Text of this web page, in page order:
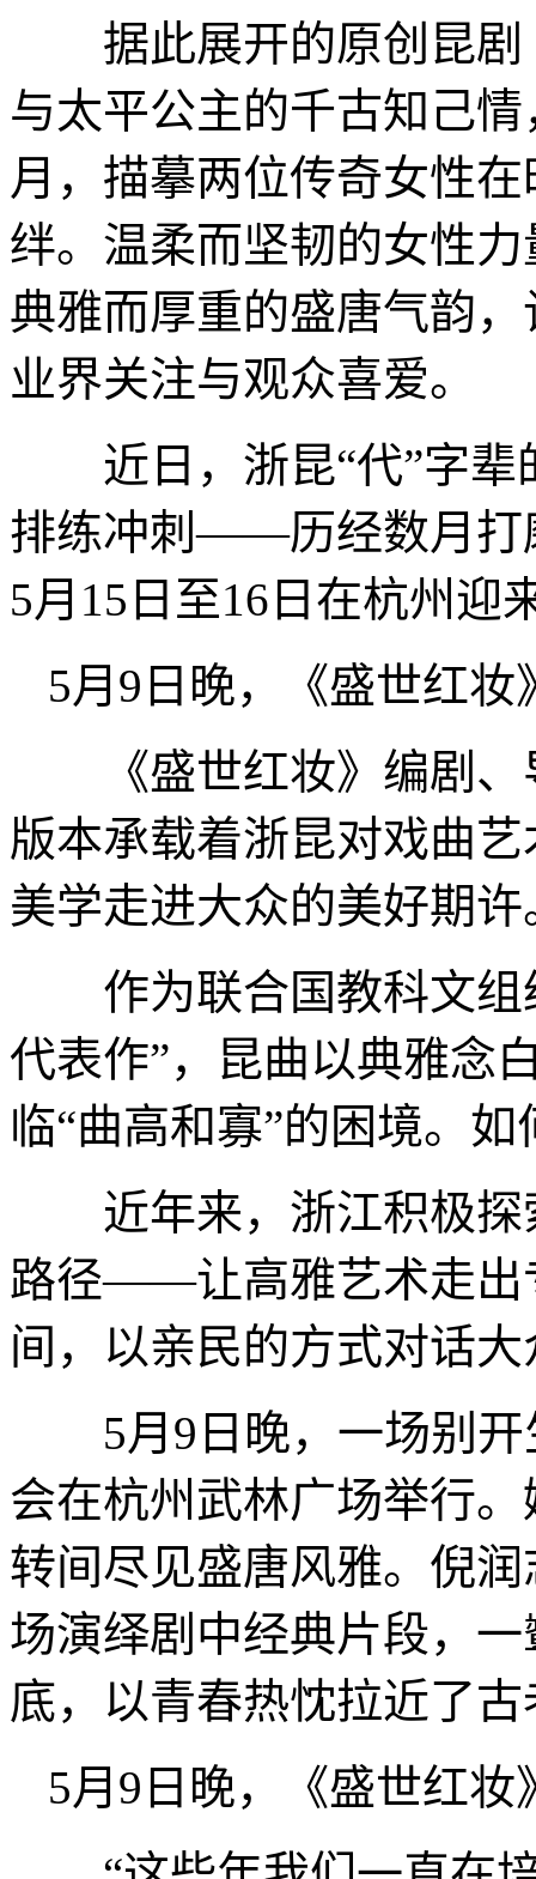
据此展开的原创昆剧
与太平公主的千古知己
月，描摹两位传奇女性
绊。温柔而坚韧的女性
典雅而厚重的盛唐气韵
业界关注与观众喜爱。
近日，浙昆“代”字辈
排练冲刺——历经数月打
5月15日至16日在杭州迎
5月9日晚，《盛世红
《盛世红妆》编剧、
版本承载着浙昆对戏曲
美学走进大众的美好期许
作为联合国教科文组
代表作”，昆曲以典雅念
临“曲高和寡”的困境。
近年来，浙江积极探
路径——让高雅艺术走出
间，以亲民的方式对话大
5月9日晚，一场别开
会在杭州武林广场举行
转间尽见盛唐风雅。倪
场演绎剧中经典片段，
底，以青春热忱拉近了
5月9日晚，《盛世红